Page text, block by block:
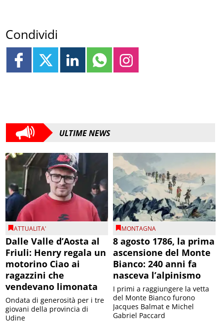
Condividi
ULTIME NEWS
ATTUALITA'
Dalle Valle d’Aosta al
Friuli: Henry regala un
motorino Ciao ai
ragazzini che
vendevano limonata
Ondata di generosità per i tre
giovani della provincia di
Udine
MONTAGNA
8 agosto 1786, la prima
ascensione del Monte
Bianco: 240 anni fa
nasceva l’alpinismo
I primi a raggiungere la vetta
del Monte Bianco furono
Jacques Balmat e Michel
Gabriel Paccard